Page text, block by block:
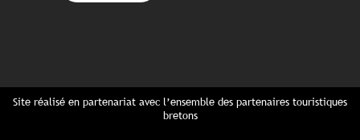
Site réalisé en partenariat avec l’ensemble des partenaires touristiques
bretons